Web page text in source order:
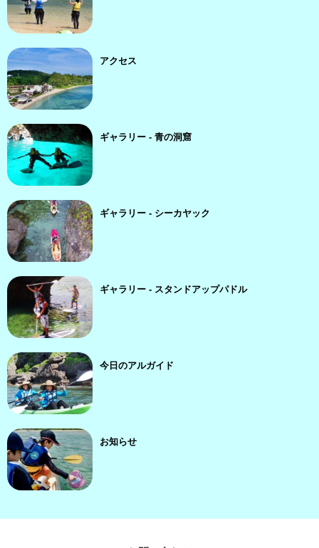
アクセス
ギャラリー - 青の洞窟
ギャラリー - シーカヤック
ギャラリー - スタンドアップパドル
今日のアルガイド
お知らせ